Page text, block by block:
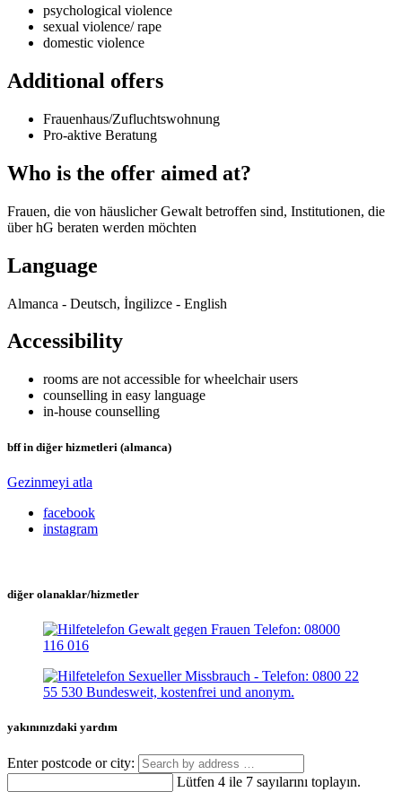
psychological violence
sexual violence/ rape
domestic violence
Additional offers
Frauenhaus/Zufluchtswohnung
Pro-aktive Beratung
Who is the offer aimed at?
Frauen, die von häuslicher Gewalt betroffen sind, Institutionen, die
über hG beraten werden möchten
Language
Almanca - Deutsch, İngilizce - English
Accessibility
rooms are not accessible for wheelchair users
counselling in easy language
in-house counselling
bff in diğer hizmetleri (almanca)
Gezinmeyi atla
facebook
instagram
diğer olanaklar/hizmetler
yakınınızdaki yardım
Enter postcode or city:
Lütfen 4 ile 7 sayılarını toplayın.